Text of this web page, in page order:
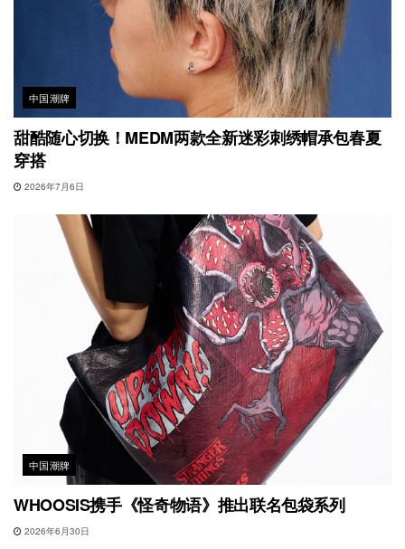
中国潮牌
甜酷随心切换！MEDM两款全新迷彩刺绣帽承包春夏
穿搭
2026年7月6日
中国潮牌
WHOOSIS携手《怪奇物语》推出联名包袋系列
2026年6月30日